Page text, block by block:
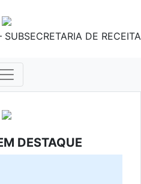
DE RECEITA
DESTAQUE